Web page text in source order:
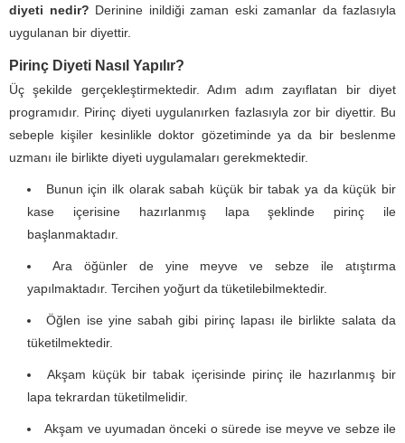
diyeti nedir? Derinine inildiği zaman eski zamanlar da fazlasıyla
uygulanan bir diyettir.
Pirinç Diyeti Nasıl Yapılır?
Üç şekilde gerçekleştirmektedir. Adım adım zayıflatan bir diyet
programıdır. Pirinç diyeti uygulanırken fazlasıyla zor bir diyettir. Bu
sebeple kişiler kesinlikle doktor gözetiminde ya da bir beslenme
uzmanı ile birlikte diyeti uygulamaları gerekmektedir.
Bunun için ilk olarak sabah küçük bir tabak ya da küçük bir
kase içerisine hazırlanmış lapa şeklinde pirinç ile
başlanmaktadır.
Ara öğünler de yine meyve ve sebze ile atıştırma
yapılmaktadır. Tercihen yoğurt da tüketilebilmektedir.
Öğlen ise yine sabah gibi pirinç lapası ile birlikte salata da
tüketilmektedir.
Akşam küçük bir tabak içerisinde pirinç ile hazırlanmış bir
lapa tekrardan tüketilmelidir.
Akşam ve uyumadan önceki o sürede ise meyve ve sebze ile